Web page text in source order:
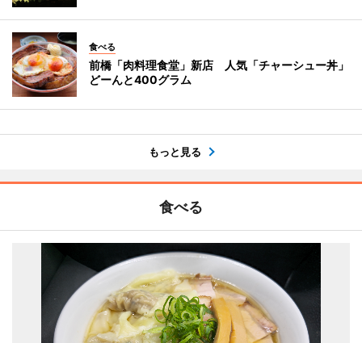
食べる
前橋「肉料理食堂」新店 人気「チャーシュー丼」
どーんと400グラム
もっと見る
食べる